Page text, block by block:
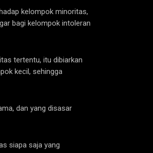
kelompok minoritas,
bagi kelompok intoleran
tertentu, itu dibiarkan
kecil, sehingga
dan yang disasar
siapa saja yang